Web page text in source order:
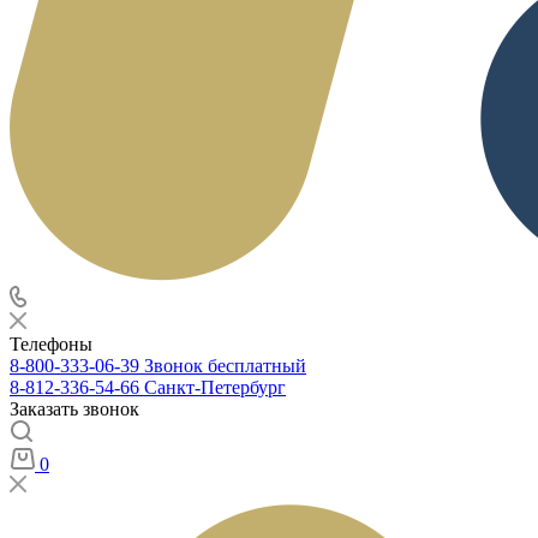
Телефоны
8-800-333-06-39 Звонок бесплатный
8-812-336-54-66 Санкт-Петербург
Заказать звонок
0